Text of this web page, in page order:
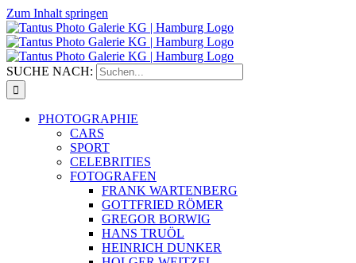
Zum Inhalt springen
SUCHE NACH:
PHOTOGRAPHIE
CARS
SPORT
CELEBRITIES
FOTOGRAFEN
FRANK WARTENBERG
GOTTFRIED RÖMER
GREGOR BORWIG
HANS TRUÖL
HEINRICH DUNKER